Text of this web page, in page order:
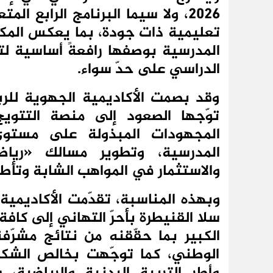
2026، ولا سيما البرنامج
تعليمية ذات جودة، بما يعكس
المدرسية بوصفها رافعةً أساسية
الدراسي على حدّ سواء.
وقد بصمت الأكاديمية الجهوية
توّجها الصعود إلى منصة
المجهودات المبذولة على
المدرسية، وتطوير مسالك
والاستثمار في المواهب الشابة
وبهذه المناسبة، تقدّمت
سلا القنيطرة بأحرّ التهاني إلى
الكبير بما حقّقنه من نتائج
الوطني، كما توجّهت بخالص الشكر